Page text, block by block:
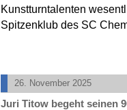
Kunstturntalenten
Spitzenklub des SC
26. November 2025
Juri Titow begeht seinen